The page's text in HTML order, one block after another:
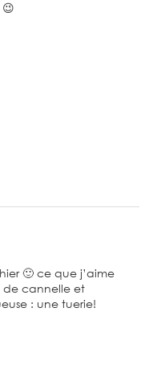
🙂 ce que j’aime
de cannelle et
: une tuerie!